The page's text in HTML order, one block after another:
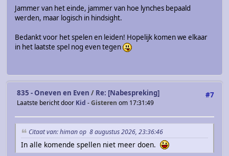
Jammer van het einde, jammer van hoe lynches bepaald
werden, maar logisch in hindsight.
Bedankt voor het spelen en leiden! Hopelijk komen we elkaar
in het laatste spel nog even tegen
#7
835 - Oneven en Even / Re: [Nabespreking]
Laatste bericht door Kid -Gisteren om 17:31:49
Citaat van: himan op 8 augustus 2026, 23:36:46
In alle komende spellen niet meer doen.